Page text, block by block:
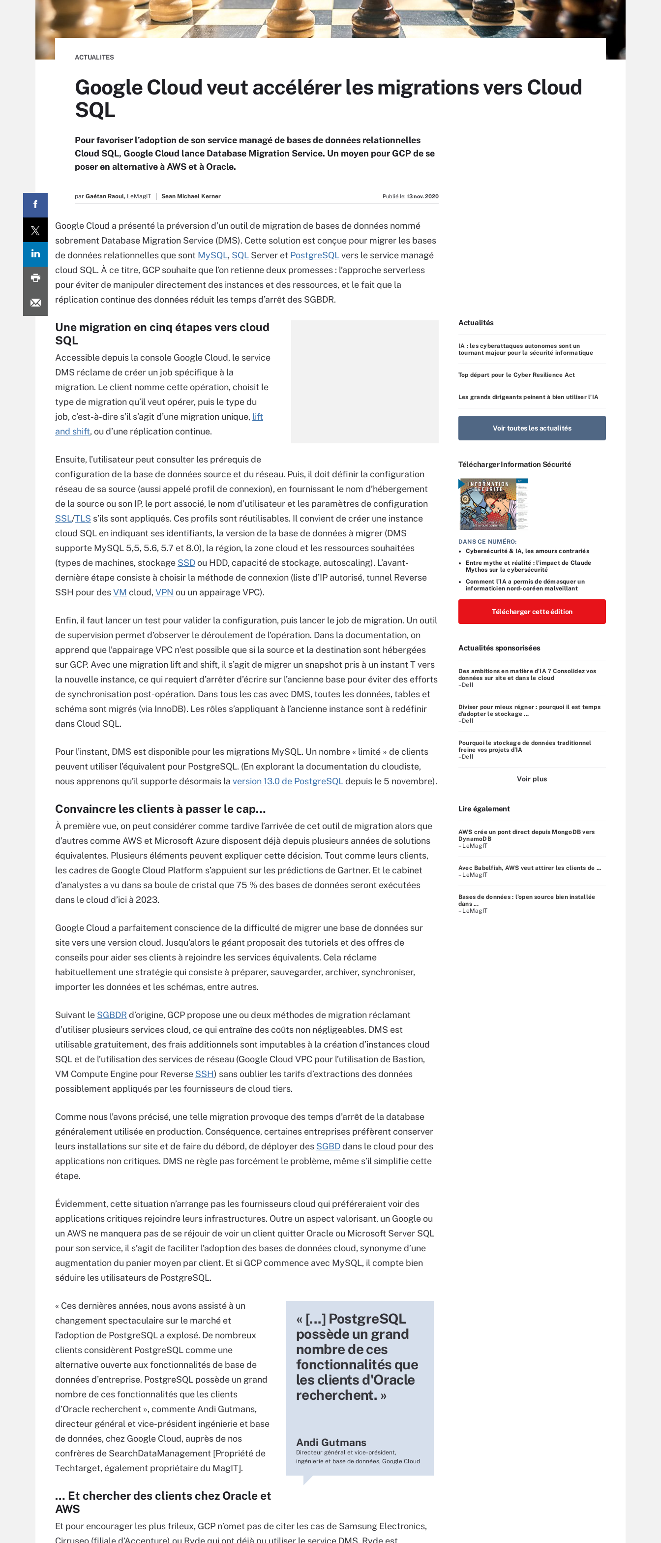
ACTUALITES
Google Cloud veut accélérer les migrations vers Cloud
SQL
Pour favoriser l’adoption de son service managé de bases de données relationnelles
Cloud SQL, Google Cloud lance Database Migration Service. Un moyen pour GCP de se
poser en alternative à AWS et à Oracle.
par Gaétan Raoul, LeMagIT Sean Michael Kerner Publié le: 13 nov. 2020
Google Cloud a présenté la préversion d’un outil de migration de bases de données nommé
sobrement Database Migration Service (DMS). Cette solution est conçue pour migrer les bases
de données relationnelles que sont MySQL, SQL Server et PostgreSQLvers le service managé
cloud SQL. À ce titre, GCP souhaite que l’on retienne deux promesses : l’approche serverless
pour éviter de manipuler directement des instances et des ressources, et le fait que la
réplication continue des données réduit les temps d’arrêt des SGBDR.
Une migration en cinq étapes vers cloud
SQL
Accessible depuis la console Google Cloud, le service
DMS réclame de créer un job spécifique à la
migration. Le client nomme cette opération, choisit le
type de migration qu’il veut opérer, puis le type du
job, c’est-à-dire s’il s’agit d’une migration unique, lift
and shift, ou d’une réplication continue.
Ensuite, l’utilisateur peut consulter les prérequis de
configuration de la base de données source et du réseau. Puis, il doit définir la configuration
réseau de sa source (aussi appelé profil de connexion), en fournissant le nom d’hébergement
de la source ou son IP, le port associé, le nom d’utilisateur et les paramètres de configuration
SSL/TLS s’ils sont appliqués. Ces profils sont réutilisables. Il convient de créer une instance
cloud SQL en indiquant ses identifiants, la version de la base de données à migrer (DMS
supporte MySQL 5,5, 5.6, 5.7 et 8.0), la région, la zone cloud et les ressources souhaitées
(types de machines, stockage SSDou HDD, capacité de stockage, autoscaling). L’avant-
dernière étape consiste à choisir la méthode de connexion (liste d’IP autorisé, tunnel Reverse
SSH pour desVM cloud, VPN ou un appairage VPC).
Enfin, il faut lancer un test pour valider la configuration, puis lancer le job de migration. Un outil
de supervision permet d’observer le déroulement de l’opération. Dans la documentation, on
apprend que l’appairage VPC n’est possible que si la source et la destination sont hébergées
sur GCP. Avec une migration lift and shift, il s’agit de migrer un snapshot pris à un instant T vers
la nouvelle instance, ce qui requiert d’arrêter d’écrire sur l’ancienne base pour éviter des efforts
de synchronisation post-opération. Dans tous les cas avec DMS, toutes les données, tables et
schéma sont migrés (via InnoDB). Les rôles s’appliquant à l’ancienne instance sont à redéfinir
dans Cloud SQL.
Pour l’instant, DMS est disponible pour les migrations MySQL. Un nombre « limité » de clients
peuvent utiliser l’équivalent pour PostgreSQL. (En explorant la documentation du cloudiste,
nous apprenons qu’il supporte désormais la version 13.0 de PostgreSQLdepuis le 5 novembre).
Convaincre les clients à passer le cap…
À première vue, on peut considérer comme tardive l’arrivée de cet outil de migration alors que
d’autres comme AWS et Microsoft Azure disposent déjà depuis plusieurs années de solutions
équivalentes. Plusieurs éléments peuvent expliquer cette décision. Tout comme leurs clients,
les cadres de Google Cloud Platform s’appuient sur les prédictions de Gartner. Et le cabinet
d’analystes a vu dans sa boule de cristal que 75 % des bases de données seront exécutées
dans le cloud d’ici à 2023.
Google Cloud a parfaitement conscience de la difficulté de migrer une base de données sur
site vers une version cloud. Jusqu’alors le géant proposait des tutoriels et des offres de
conseils pour aider ses clients à rejoindre les services équivalents. Cela réclame
habituellement une stratégie qui consiste à préparer, sauvegarder, archiver, synchroniser,
importer les données et les schémas, entre autres.
Suivant le SGBDR d’origine, GCP propose une ou deux méthodes de migration réclamant
d’utiliser plusieurs services cloud, ce qui entraîne des coûts non négligeables. DMS est
utilisable gratuitement, des frais additionnels sont imputables à la création d’instances cloud
SQL et de l’utilisation des services de réseau (Google Cloud VPC pour l’utilisation de Bastion,
VM Compute Engine pour Reverse SSH) sans oublier les tarifs d’extractions des données
possiblement appliqués par les fournisseurs de cloud tiers.
Comme nous l’avons précisé, une telle migration provoque des temps d’arrêt de la database
généralement utilisée en production. Conséquence, certaines entreprises préfèrent conserver
leurs installations sur site et de faire du débord, de déployer des SGBDdans le cloud pour des
applications non critiques. DMS ne règle pas forcément le problème, même s’il simplifie cette
étape.
Évidemment, cette situation n’arrange pas les fournisseurs cloud qui préféreraient voir des
applications critiques rejoindre leurs infrastructures. Outre un aspect valorisant, un Google ou
un AWS ne manquera pas de se réjouir de voir un client quitter Oracle ou Microsoft Server SQL
pour son service, il s’agit de faciliter l’adoption des bases de données cloud, synonyme d’une
augmentation du panier moyen par client. Et si GCP commence avec MySQL, il compte bien
séduire les utilisateurs de PostgreSQL.
« [...] PostgreSQL
possède un grand
nombre de ces
fonctionnalités que
les clients d'Oracle
recherchent. »
Andi Gutmans
Directeur général et vice-président,
ingénierie et base de données, Google Cloud
« Ces dernières années, nous avons assisté à un
changement spectaculaire sur le marché et
l’adoption de PostgreSQL a explosé. De nombreux
clients considèrent PostgreSQL comme une
alternative ouverte aux fonctionnalités de base de
données d’entreprise. PostgreSQL possède un grand
nombre de ces fonctionnalités que les clients
d’Oracle recherchent », commente Andi Gutmans,
directeur général et vice-président ingénierie et base
de données, chez Google Cloud, auprès de nos
confrères de SearchDataManagement [Propriété de
Techtarget, également propriétaire du MagIT].
… Et chercher des clients chez Oracle et
AWS
Et pour encourager les plus frileux, GCP n’omet pas de citer les cas de Samsung Electronics,
Cirruseo (filiale d’Accenture) ou Ryde qui ont déjà pu utiliser le service DMS. Ryde est
Actualités
IA : les cyberattaques autonomes sont un
tournant majeur pour la sécurité informatique
Top départ pour le Cyber Resilience Act
Les grands dirigeants peinent à bien utiliser l’IA
Voir toutes les actualités
Télécharger Information Sécurité
DANS CE NUMÉRO:
Cybersécurité & IA, les amours contrariés
Entre mythe et réalité : l’impact de Claude
Mythos sur la cybersécurité
Comment l’IA a permis de démasquer un
informaticien nord-coréen malveillant
Télécharger cette édition
Actualités sponsorisées
Des ambitions en matière d'IA ? Consolidez vos
données sur site et dans le cloud
–Dell
Diviser pour mieux régner : pourquoi il est temps
d’adopter le stockage ...
–Dell
Pourquoi le stockage de données traditionnel
freine vos projets d’IA
–Dell
Voir plus
Lire également
AWS crée un pont direct depuis MongoDB vers
DynamoDB
– LeMagIT
Avec Babelfish, AWS veut attirer les clients de ...
– LeMagIT
Bases de données : l’open source bien installée
dans ...
– LeMagIT